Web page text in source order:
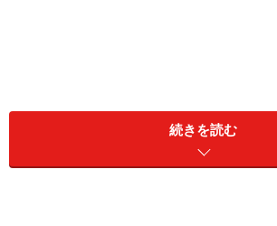
フラフープはバラバラにできないと、サイ
続きを読む